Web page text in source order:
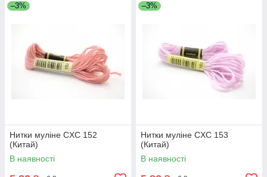
–3%
Нитки муліне CXC 152
(Китай)
В наявності
–3%
Нитки муліне CXC 153
(Китай)
В наявності